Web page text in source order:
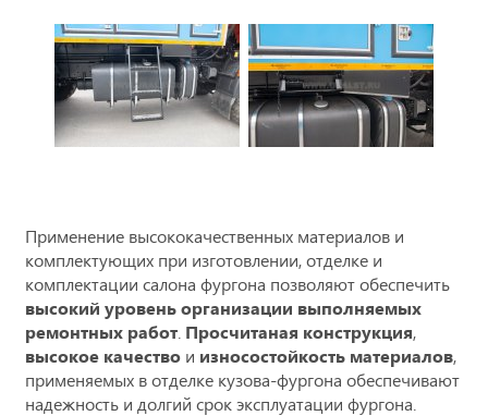
Применение высококачественных материалов и
комплектующих при изготовлении, отделке и
комплектации салона фургона позволяют обеспечить
высокий уровень организации выполняемых
ремонтных работ Просчитаная конструкция,
высокое качество и износостойкость материалов,
применяемых в отделке кузова-фургона обеспечивают
надежность и долгий срок эксплуатации фургона.